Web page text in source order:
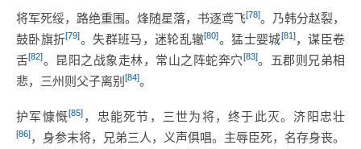
将军死绥，路绝重围。烽随星落，书逐鸢飞[78]。乃韩分赵裂，
鼓卧旗折[79]。失群班马，迷轮乱辙[80]。猛士婴城[81]，谋臣卷
舌[82]。昆阳之战象走林，常山之阵蛇奔穴[83]。五郡则兄弟相
悲，三州则父子离别 [84]。
护军慷慨[85] ，忠能死节，三世为将，终于此灭。济阳忠壮
[86] ，身参末将，兄弟三人，义声俱唱。主辱臣死，名存身丧。